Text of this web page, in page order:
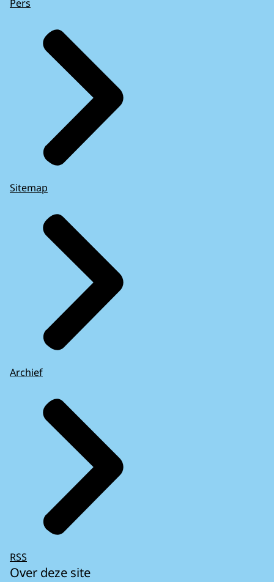
Pers
Sitemap
Archief
RSS
Over deze site